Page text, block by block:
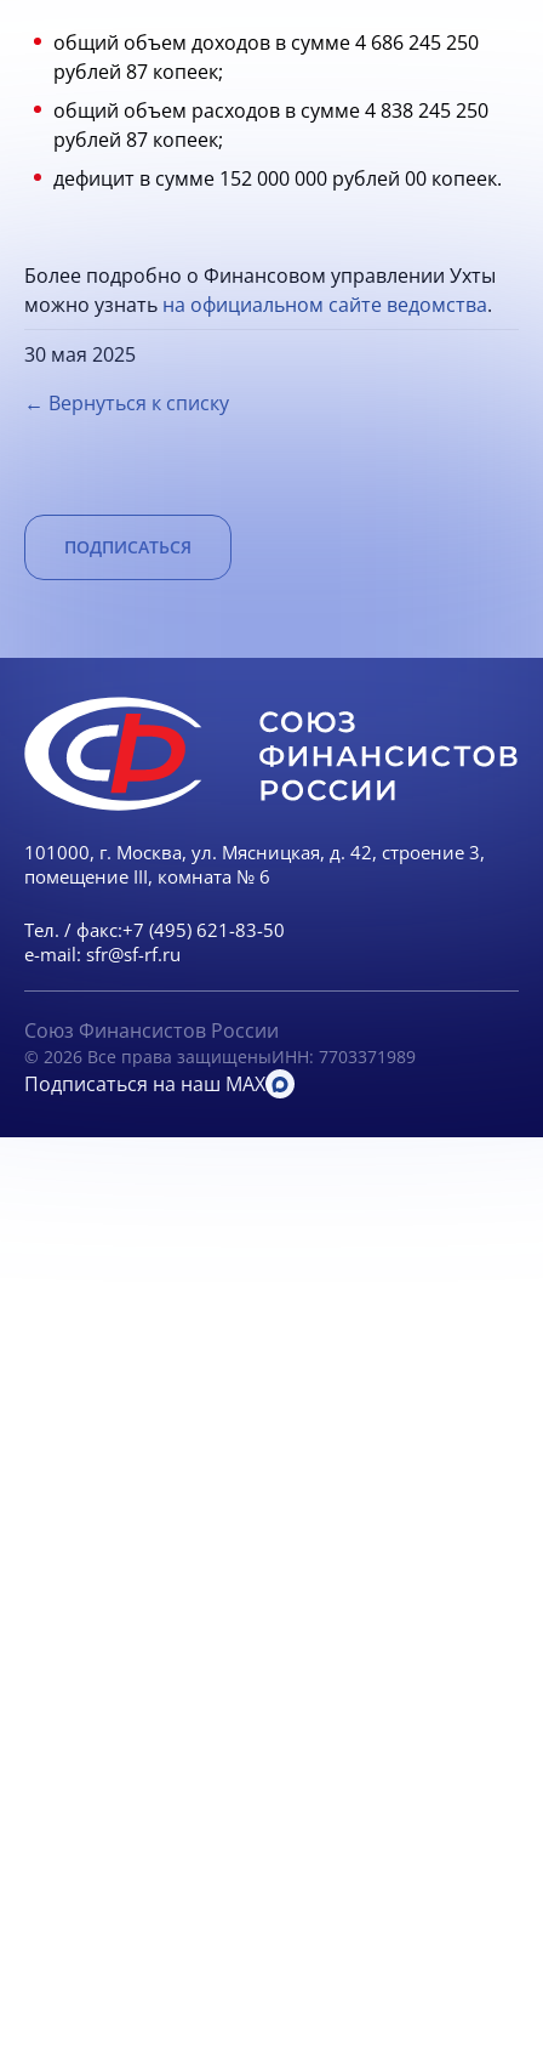
общий объем доходов в сумме 4 686 245 250
рублей 87 копеек;
общий объем расходов в сумме 4 838 245 250
рублей 87 копеек;
дефицит в сумме 152 000 000 рублей 00 копеек.
Более подробно о Финансовом управлении Ухты
можно узнать на официальном сайте ведомства.
30 мая 2025
← Вернуться к списку
ПОДПИСАТЬСЯ
101000, г. Москва, ул. Мясницкая, д. 42, строение 3,
помещение III, комната № 6
Тел. / факс:+7 (495) 621-83-50
e-mail: sfr@sf-rf.ru
Союз Финансистов России
© 2026 Все права защищеныИНН: 7703371989
Подписаться на наш MAX